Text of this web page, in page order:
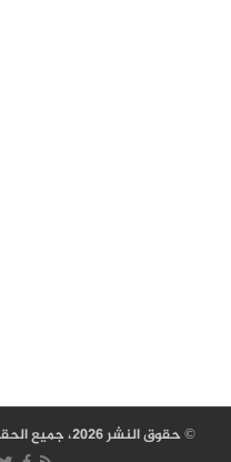
© حقوق النشر 2026، جميع الحقوق محفوظة |